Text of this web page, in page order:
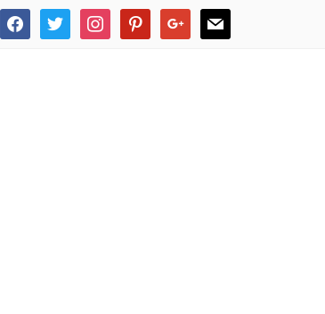
facebooktwitter instagrampinterestgoogle mail